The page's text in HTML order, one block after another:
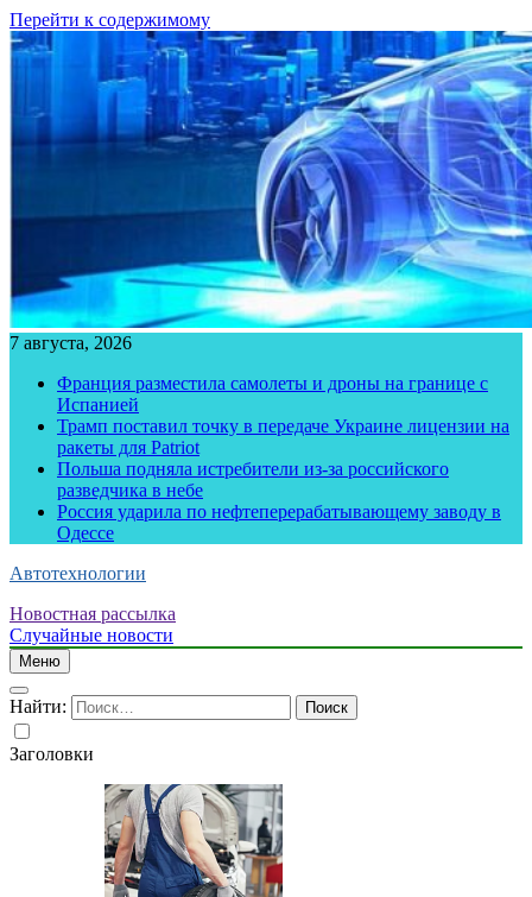
Перейти к содержимому
7 августа, 2026
Франция разместила самолеты и дроны на границе с
Испанией
Трамп поставил точку в передаче Украине лицензии на
ракеты для Patriot
Польша подняла истребители из-за российского
разведчика в небе
Россия ударила по нефтеперерабатывающему заводу в
Одессе
Автотехнологии
Новостная рассылка
Случайные новости
Меню
Найти:
Заголовки